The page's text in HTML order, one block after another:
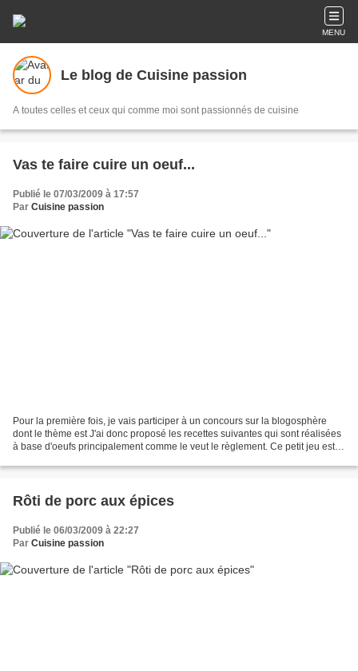
MENU
Le blog de Cuisine passion
A toutes celles et ceux qui comme moi sont passionnés de cuisine
Vas te faire cuire un oeuf...
Publié le 07/03/2009 à 17:57
Par Cuisine passion
Pour la première fois, je vais participer à un concours sur la blogosphère
dont le thème est J'ai donc proposé les recettes suivantes qui sont réalisées
à base d'oeufs principalement comme le veut le règlement. Ce petit jeu est
Rôti de porc aux épices
Publié le 06/03/2009 à 22:27
Par Cuisine passion